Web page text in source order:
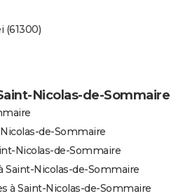
(61300)
Nicolas-de-Sommaire
de-Sommaire
Nicolas-de-Sommaire
Saint-Nicolas-de-Sommaire
à Saint-Nicolas-de-Sommaire